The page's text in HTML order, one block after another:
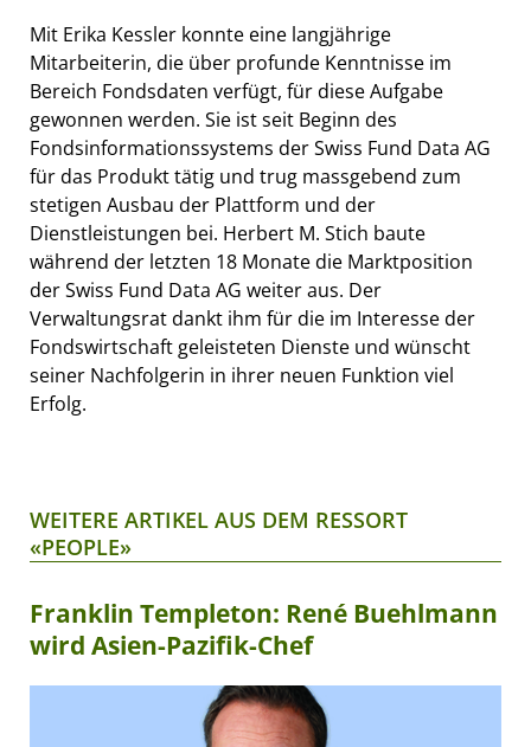
Mit Erika Kessler konnte eine langjährige
Mitarbeiterin, die über profunde Kenntnisse im
Bereich Fondsdaten verfügt, für diese Aufgabe
gewonnen werden. Sie ist seit Beginn des
Fondsinformationssystems der Swiss Fund Data AG
für das Produkt tätig und trug massgebend zum
stetigen Ausbau der Plattform und der
Dienstleistungen bei. Herbert M. Stich baute
während der letzten 18 Monate die Marktposition
der Swiss Fund Data AG weiter aus. Der
Verwaltungsrat dankt ihm für die im Interesse der
Fondswirtschaft geleisteten Dienste und wünscht
seiner Nachfolgerin in ihrer neuen Funktion viel
Erfolg.
WEITERE ARTIKEL AUS DEM RESSORT
«PEOPLE»
Franklin Templeton: René Buehlmann
wird Asien-Pazifik-Chef